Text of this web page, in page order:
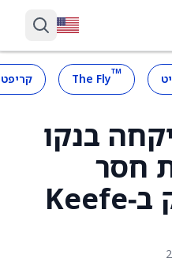
™
The Fly
בנקו
חסר
מ-תשואת שוק ב‑Keefe